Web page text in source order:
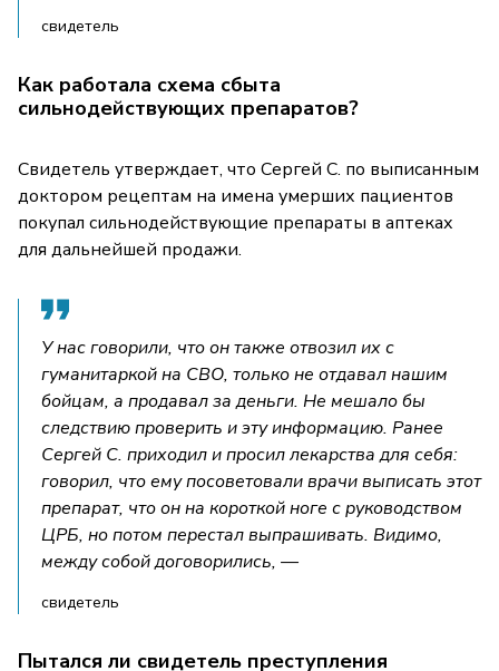
свидетель
Как работала схема сбыта
сильнодействующих препаратов?
Свидетель утверждает, что Сергей С. по выписанным
доктором рецептам на имена умерших пациентов
покупал сильнодействующие препараты в аптеках
для дальнейшей продажи.
У нас говорили, что он также отвозил их с
гуманитаркой на СВО, только не отдавал нашим
бойцам, а продавал за деньги. Не мешало бы
следствию проверить и эту информацию. Ранее
Сергей С. приходил и просил лекарства для себя:
говорил, что ему посоветовали врачи выписать этот
препарат, что он на короткой ноге с руководством
ЦРБ, но потом перестал выпрашивать. Видимо,
между собой договорились, —
свидетель
Пытался ли свидетель преступления